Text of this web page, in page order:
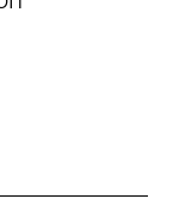
mit einem
mit